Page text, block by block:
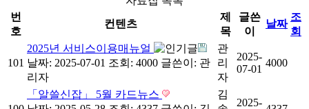
번
호
컨텐츠
제
목
글쓴
이
날짜
조
회
101
2025년 서비스이용매뉴얼
날짜: 2025-07-01 조회: 4000 글쓴이: 관
리자
관
리
자
2025-
07-01
4000
「알쓸신잡」 5월 카드뉴스
김
2025-